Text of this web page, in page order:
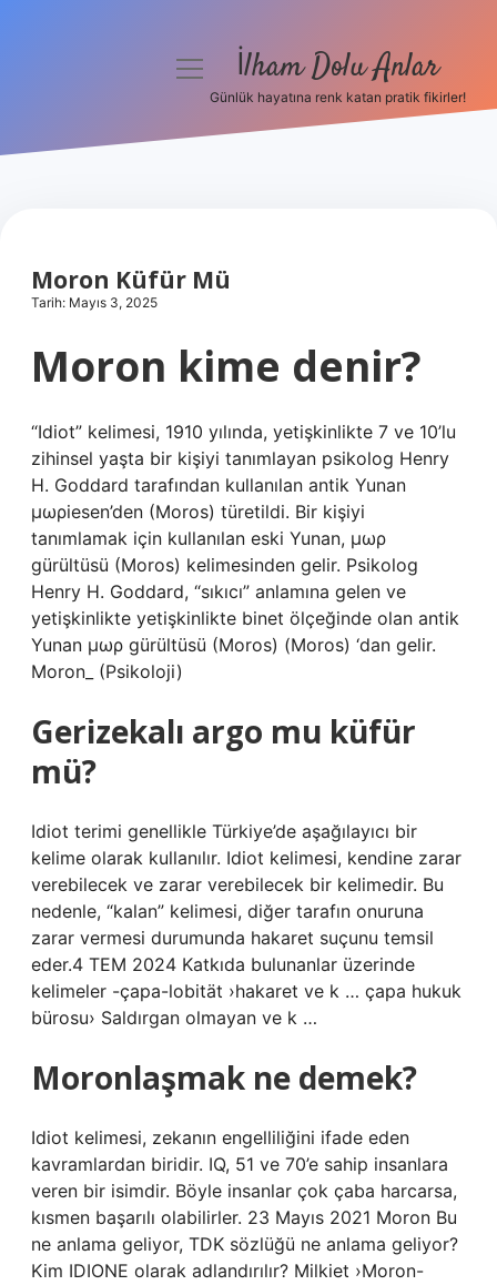
Hakkımızda
menüyü İlham Dolu Anlar
Günlük hayatına renk katan pratik fikirler!
Moron Küfür Mü
Tarih: Mayıs 3, 2025
Moron kime denir?
“Idiot” kelimesi, 1910 yılında, yetişkinlikte 7 ve 10’lu
zihinsel yaşta bir kişiyi tanımlayan psikolog Henry
H. Goddard tarafından kullanılan antik Yunan
μωρiesen’den (Moros) türetildi. Bir kişiyi
tanımlamak için kullanılan eski Yunan, μωρ
gürültüsü (Moros) kelimesinden gelir. Psikolog
Henry H. Goddard, “sıkıcı” anlamına gelen ve
yetişkinlikte yetişkinlikte binet ölçeğinde olan antik
Yunan μωρ gürültüsü (Moros) (Moros) ‘dan gelir.
Moron_ (Psikoloji)
Gerizekalı argo mu küfür
mü?
Idiot terimi genellikle Türkiye’de aşağılayıcı bir
kelime olarak kullanılır. Idiot kelimesi, kendine zarar
verebilecek ve zarar verebilecek bir kelimedir. Bu
nedenle, “kalan” kelimesi, diğer tarafın onuruna
zarar vermesi durumunda hakaret suçunu temsil
eder.4 TEM 2024 Katkıda bulunanlar üzerinde
kelimeler -çapa-lobität ›hakaret ve k … çapa hukuk
bürosu› Saldırgan olmayan ve k …
Moronlaşmak ne demek?
Idiot kelimesi, zekanın engelliliğini ifade eden
kavramlardan biridir. IQ, 51 ve 70’e sahip insanlara
veren bir isimdir. Böyle insanlar çok çaba harcarsa,
kısmen başarılı olabilirler. 23 Mayıs 2021 Moron Bu
ne anlama geliyor, TDK sözlüğü ne anlama geliyor?
Kim IDIONE olarak adlandırılır? Milkiet ›Moron-